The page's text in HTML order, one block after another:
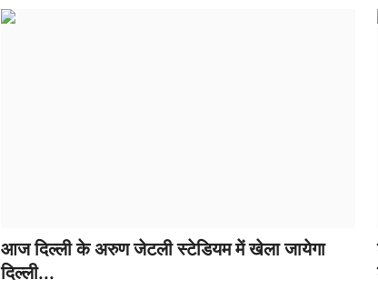
आज दिल्ली के अरुण जेटली स्टेडियम में खेला जायेगा
दिल्ली...